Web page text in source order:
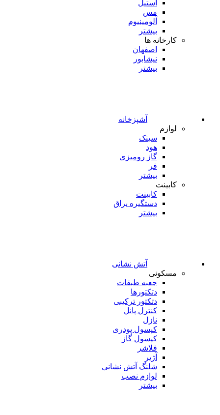
استیل
مس
آلومینیوم
بیشتر
کارخانه ها
اصفهان
نیشابور
بیشتر
آشپزخانه
لوازم
سینک
هود
گاز رومیزی
فر
بیشتر
کابینت
کابینت
دستگیره یراق
بیشتر
آتش نشانی
مسکونی
جعبه طبقات
دتکتورها
دتکتور ترکیبی
کنترل پانل
نازل
کپسول پودری
کپسول گاز
فلاشر
آژیر
شلنگ آتش نشانی
لوازم نصب
بیشتر